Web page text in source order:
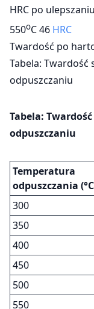
HRC po
550oC 46 HRC
Twardość po
Tabela: Twardość
odpuszczaniu
Tabela:
odpuszczaniu
Temperatura
odpuszczania
300
350
400
450
500
550